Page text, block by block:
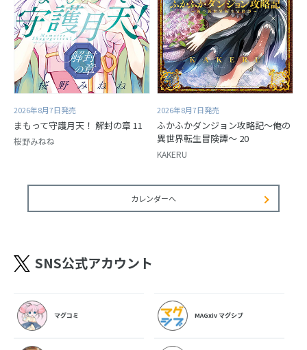
2026年8月7日発売
まもって守護月天！ 解封の章 11
桜野みねね
2026年8月7日発売
ふかふかダンジョン攻略記～俺の
異世界転生冒険譚～ 20
KAKERU
カレンダーへ
SNS公式アカウント
マグコミ MAGxiv マグシブ